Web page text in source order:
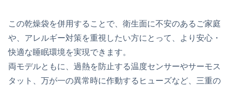
この乾燥袋を併用することで、衛生面に不安のあるご家庭
や、アレルギー対策を重視したい方にとって、より安心・
快適な睡眠環境を実現できます。
両モデルともに、過熱を防止する温度センサーやサーモス
タット、万が一の異常時に作動するヒューズなど、三重の